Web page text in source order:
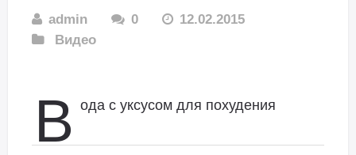
admin 0
12.02.2015
Видео
В ода с уксусом для похудения